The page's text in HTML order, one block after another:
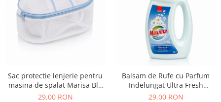
Sac protectie lenjerie pentru
masina de spalat Marisa Blu
30x18 cm
29,00 RON
Balsam de Rufe cu Parfum
Indelungat Ultra Fresh
Maxima Sano 2L
29,00 RON